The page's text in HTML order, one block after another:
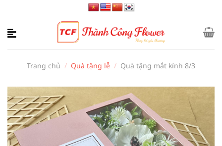
nội
Trang chủ / Quà tặng lễ / Quà tặng mắt kính 8/3